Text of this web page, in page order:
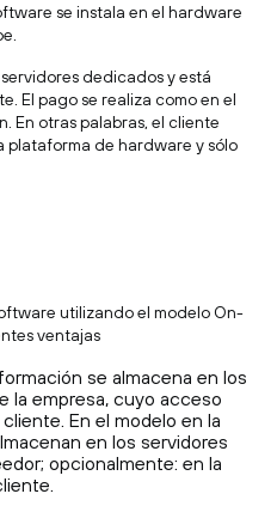
se instala en el hardware
dedicados y está
El pago se realiza como en el
En otras palabras, el cliente
plataforma de hardware y sólo
utilizando el modelo On-
ventajas
se almacena en los
la empresa, cuyo acceso
En el modelo en la
en los servidores
opcionalmente: en la